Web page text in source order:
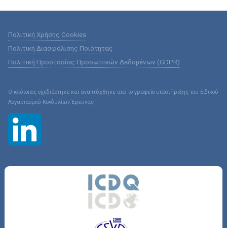
Πολιτική Χρήσης Cookies
Πολιτική Διασφάλισης Ποιότητας
Πολιτική Προστασίας Προσωπικών Δεδομένων (GDPR)
Ο ιστότοπος σχεδιάστηκε και αναπτύχθηκε από το γραφείο υποστήριξης του Ειδικού
Λογαριασμού Κονδυλίων Έρευνας